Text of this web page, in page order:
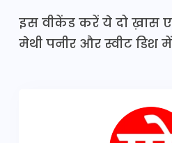
इस वीकेंड करें ये दो ख़ास
मेथी पनीर और स्वीट डिश